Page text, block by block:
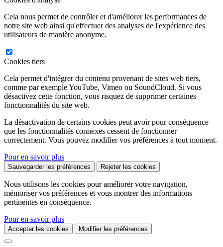
Cela nous permet de contrôler et d'améliorer les performances de
notre site web ainsi qu'effectuer des analyses de l'expérience des
utilisateurs de manière anonyme.
Cookies tiers
Cela permet d'intégrer du contenu provenant de sites web tiers,
comme par exemple YouTube, Vimeo ou SoundCloud. Si vous
désactivez cette fonction, vous risquez de supprimer certaines
fonctionnalités du site web.
La désactivation de certains cookies peut avoir pour conséquence
que les fonctionnalités connexes cessent de fonctionner
correctement. Vous pouvez modifier vos préférences à tout moment.
Pour en savoir plus
Sauvegarder les préférences Rejeter les cookies
Nous utilisons les cookies pour améliorer votre navigation,
mémoriser vos préférences et vous montrer des informations
pertinentes en conséquence.
Pour en savoir plus
Accepter les cookies Modifier les préférences